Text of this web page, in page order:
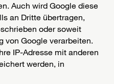
Auch wird Google diese
an Dritte übertragen,
oder soweit
von Google verarbeiten.
IP-Adresse mit anderen
werden, in